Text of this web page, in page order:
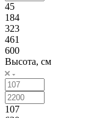
45
184
323
461
600
Высота, см
107